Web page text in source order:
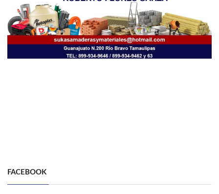
FACEBOOK